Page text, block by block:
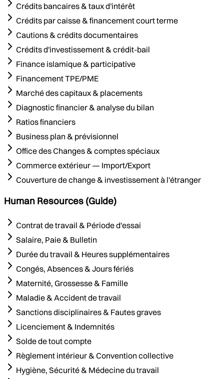
Crédits bancaires & taux d'intérêt
Crédits par caisse & financement court terme
Cautions & crédits documentaires
Crédits d'investissement & crédit-bail
Finance islamique & participative
Financement TPE/PME
Marché des capitaux & placements
Diagnostic financier & analyse du bilan
Ratios financiers
Business plan & prévisionnel
Office des Changes & comptes spéciaux
Commerce extérieur — Import/Export
Couverture de change & investissement à l'étranger
Human Resources (Guide)
Contrat de travail & Période d'essai
Salaire, Paie & Bulletin
Durée du travail & Heures supplémentaires
Congés, Absences & Jours fériés
Maternité, Grossesse & Famille
Maladie & Accident de travail
Sanctions disciplinaires & Fautes graves
Licenciement & Indemnités
Solde de tout compte
Règlement intérieur & Convention collective
Hygiène, Sécurité & Médecine du travail